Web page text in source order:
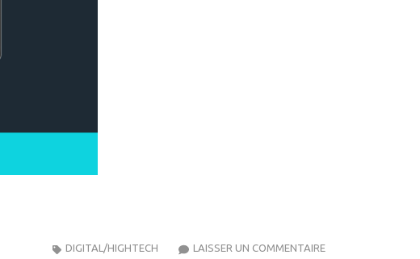
LAISSER UN COMMENTAIREOPERA
DIGITAL/HIGHTECH